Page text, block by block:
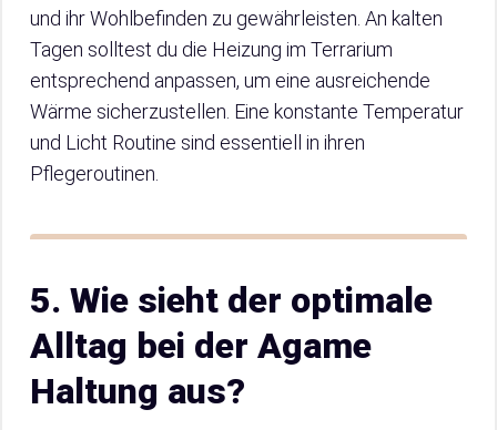
und ihr Wohlbefinden zu gewährleisten. An kalten
Tagen solltest du die Heizung im Terrarium
entsprechend anpassen, um eine ausreichende
Wärme sicherzustellen. Eine konstante Temperatur
und Licht Routine sind essentiell in ihren
Pflegeroutinen.
5. Wie sieht der optimale
Alltag bei der Agame
Haltung aus?